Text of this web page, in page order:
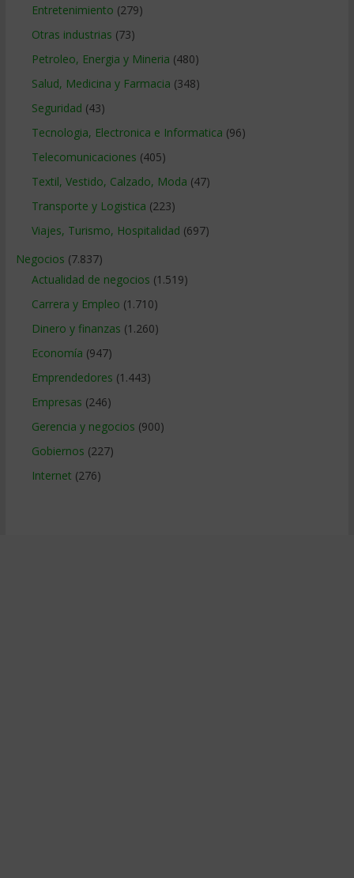
Entretenimiento (279)
Otras industrias (73)
Petroleo, Energia y Mineria (480)
Salud, Medicina y Farmacia (348)
Seguridad (43)
Tecnologia, Electronica e Informatica (96)
Telecomunicaciones (405)
Textil, Vestido, Calzado, Moda (47)
Transporte y Logistica (223)
Viajes, Turismo, Hospitalidad (697)
Negocios (7.837)
Actualidad de negocios (1.519)
Carrera y Empleo (1.710)
Dinero y finanzas (1.260)
Economía (947)
Emprendedores (1.443)
Empresas (246)
Gerencia y negocios (900)
Gobiernos (227)
Internet (276)